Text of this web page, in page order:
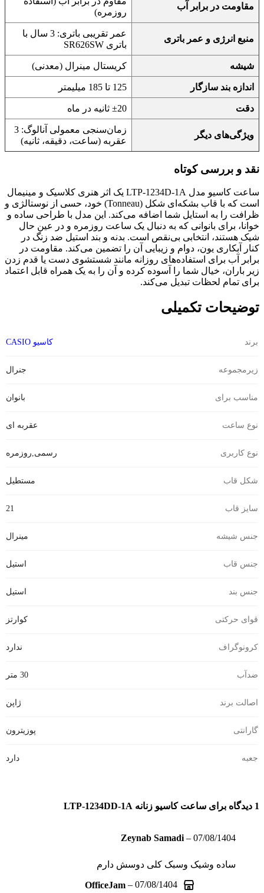
مقاومت در برابر آب
روزمره)
منبع انرژی و عمر باتری
عمر تقریبی باتری: 3 سال با
باتری SR626SW
شیشه کریستال مینرال (معدنی)
اندازه بند سازگار 125 تا 185 میلیمتر
دقت ±20 ثانیه در ماه
ویژگی‌های دیگر
زمان‌سنجی معمولی آنالوگ: 3
عقربه (ساعت، دقیقه، ثانیه)
نقد و بررسی کوتاه
ساعت کاسیو مدل LTP-1234D-1A یک اثر هنری کلاسیک و مینیمال
است که با قاب بشکه‌ای شکل (Tonneau) خود، حسی از نوستالژی و
ظرافت را به استایل شما اضافه می‌کند. این مدل با طراحی ساده و
خوانا، برای بانوانی که به دنبال یک ساعت روزمره و در عین حال
شیک هستند، انتخابی بی‌نقص است. بدنه و بند استیل ضد زنگ در
کنار آبکاری یون، دوام و زیبایی آن را تضمین می‌کند. مقاومت در
برابر آب برای استفاده‌های روزانه مانند شستشوی دست یا قدم زدن
زیر باران، خیال شما را آسوده کرده و آن را به یک همراه قابل اعتماد
برای تمام لحظات تبدیل می‌کند.
توضیحات تکمیلی
برند کاسیو CASIO
زیرمجموعه جنرال
مناسب برای بانوان
نوع ساعت عقربه ای
نوع کاربری رسمی,روزمره
شکل قاب مستطیل
سایز قاب 21
جنس شیشه مینرال
جنس قاب استیل
جنس بند استیل
قوای حرکتی کوارتز
کرونوگراف ندارد
ضدآب 30 متر
اصالت برند ژاپن
گارانتی پوزیترون
جعبه دارد
1 دیدگاه برای ساعت کاسیو زنانه LTP-1234DD-1A
Zeynab Samadi – 07/08/1404
ساده وشیک وسبک کلی دوسش دارم
– 07/08/1404